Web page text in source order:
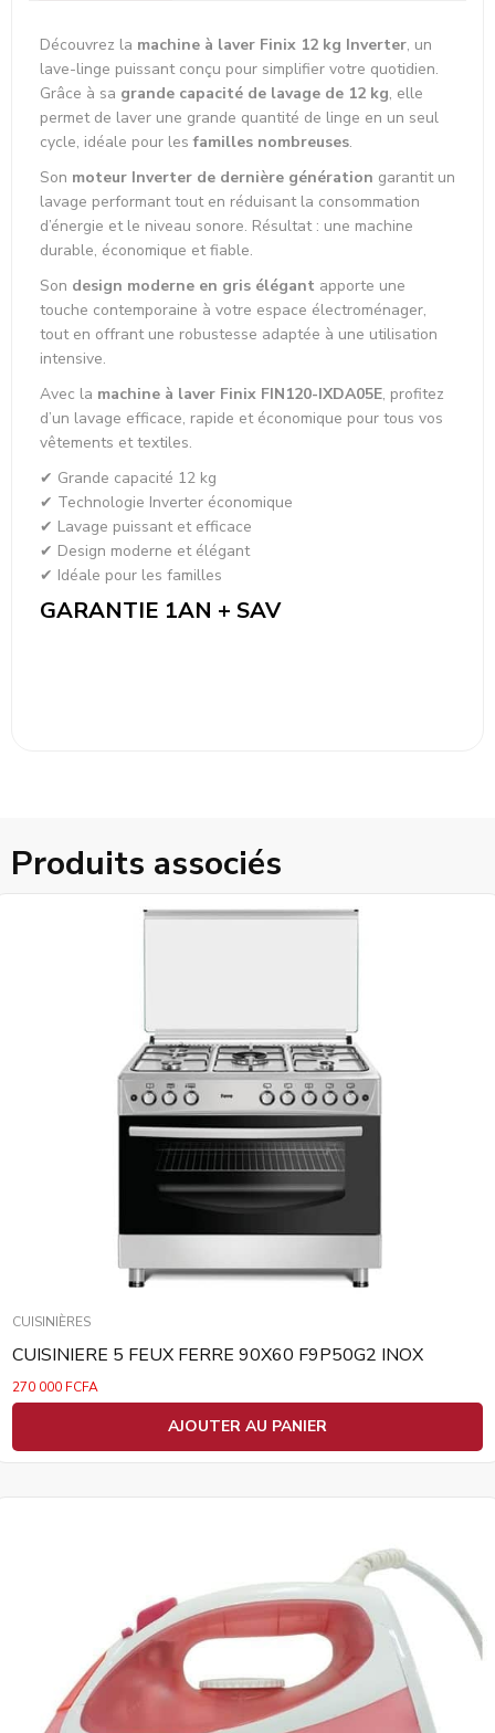
Découvrez la machine à laver Finix 12 kg Inverter, un
lave-linge puissant conçu pour simplifier votre quotidien.
Grâce à sa grande capacité de lavage de 12 kg, elle
permet de laver une grande quantité de linge en un seul
cycle, idéale pour lesfamilles nombreuses.
Son moteur Inverter de dernière génération garantit un
lavage performant tout en réduisant la consommation
d’énergie et le niveau sonore. Résultat : une machine
durable, économique et fiable.
Son design moderne en gris élégant apporte une
touche contemporaine à votre espace électroménager,
tout en offrant une robustesse adaptée à une utilisation
intensive.
Avec la machine à laver Finix FIN120-IXDA05E, profitez
d’un lavage efficace, rapide et économique pour tous vos
vêtements et textiles.
✔ Grande capacité 12 kg
✔ Technologie Inverter économique
✔ Lavage puissant et efficace
✔ Design moderne et élégant
✔ Idéale pour les familles
GARANTIE 1AN + SAV
Produits associés
CUISINIÈRES
CUISINIERE 5 FEUX FERRE 90X60 F9P50G2 INOX
270 000 FCFA
AJOUTER AU PANIER